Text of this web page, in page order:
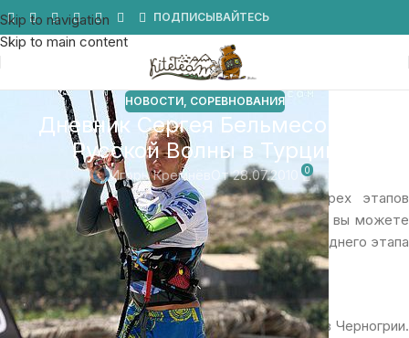
Skip to navigation
Skip to main content
ПОДПИСЫВАЙТЕСЬ
НОВОСТИ, СОРЕВНОВАНИЯ
Дневник Сергея Бельмесова с
Русской Волны в Турции
Игорь Кремнёв От 28.07.2010 0
Про-райдер Сергей Бельмесов по итогам трех этапов
завоевал Кубок России по кайтбордингу. Здесь вы можете
прочитать дневник, который он вел в ходе последнего этапа
– Русская Волна в Турции.
30.06
Готовился к очередному этапу Кубка России я в Черногрии.